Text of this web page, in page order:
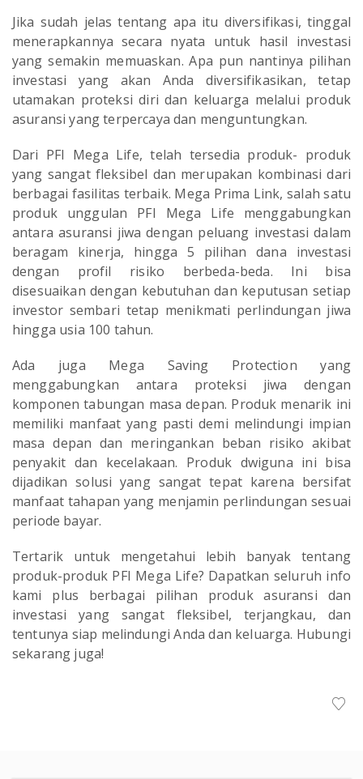
Jika sudah jelas tentang apa itu diversifikasi, tinggal
menerapkannya secara nyata untuk hasil investasi
yang semakin memuaskan. Apa pun nantinya pilihan
investasi yang akan Anda diversifikasikan, tetap
utamakan proteksi diri dan keluarga melalui produk
asuransi yang terpercaya dan menguntungkan.
Dari PFI Mega Life, telah tersedia produk- produk
yang sangat fleksibel dan merupakan kombinasi dari
berbagai fasilitas terbaik. Mega Prima Link, salah satu
produk unggulan PFI Mega Life menggabungkan
antara asuransi jiwa dengan peluang investasi dalam
beragam kinerja, hingga 5 pilihan dana investasi
dengan profil risiko berbeda-beda. Ini bisa
disesuaikan dengan kebutuhan dan keputusan setiap
investor sembari tetap menikmati perlindungan jiwa
hingga usia 100 tahun.
Ada juga Mega Saving Protection yang
menggabungkan antara proteksi jiwa dengan
komponen tabungan masa depan. Produk menarik ini
memiliki manfaat yang pasti demi melindungi impian
masa depan dan meringankan beban risiko akibat
penyakit dan kecelakaan. Produk dwiguna ini bisa
dijadikan solusi yang sangat tepat karena bersifat
manfaat tahapan yang menjamin perlindungan sesuai
periode bayar.
Tertarik untuk mengetahui lebih banyak tentang
produk-produk PFI Mega Life? Dapatkan seluruh info
kami plus berbagai pilihan produk asuransi dan
investasi yang sangat fleksibel, terjangkau, dan
tentunya siap melindungi Anda dan keluarga. Hubungi
sekarang juga!